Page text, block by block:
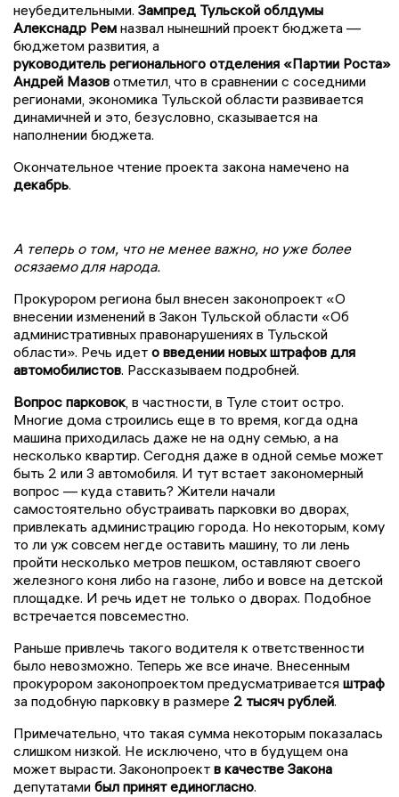
неубедительными. Зампред Тульской облдумы
Алекснадр Рем назвал нынешний проект бюджета —
бюджетом развития, а
руководитель регионального отделения «Партии Роста»
Андрей Мазов отметил, что в сравнении с соседними
регионами, экономика Тульской области развивается
динамичней и это, безусловно, сказывается на
наполнении бюджета.
Окончательное чтение проекта закона намечено на
декабрь.
А теперь о том, что не менее важно, но уже более
осязаемо для народа.
Прокурором региона был внесен законопроект «О
внесении изменений в Закон Тульской области «Об
административных правонарушениях в Тульской
области». Речь идет о введении новых штрафов для
автомобилистов. Рассказываем подробней.
Вопрос парковок, в частности, в Туле стоит остро.
Многие дома строились еще в то время, когда одна
машина приходилась даже не на одну семью, а на
несколько квартир. Сегодня даже в одной семье может
быть 2 или 3 автомобиля. И тут встает закономерный
вопрос — куда ставить? Жители начали
самостоятельно обустраивать парковки во дворах,
привлекать администрацию города. Но некоторым, кому
то ли уж совсем негде оставить машину, то ли лень
пройти несколько метров пешком, оставляют своего
железного коня либо на газоне, либо и вовсе на детской
площадке. И речь идет не только о дворах. Подобное
встречается повсеместно.
Раньше привлечь такого водителя к ответственности
было невозможно. Теперь же все иначе. Внесенным
прокурором законопроектом предусматривается штраф
за подобную парковку в размере 2 тысяч рублей.
Примечательно, что такая сумма некоторым показалась
слишком низкой. Не исключено, что в будущем она
может вырасти. Законопроект в качестве Закона
депутатами был принят единогласно.